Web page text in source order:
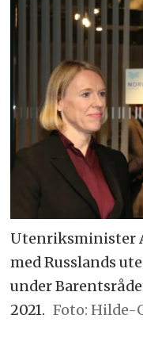
Utenriksminister
med Russlands
under
2021.
Hilde-